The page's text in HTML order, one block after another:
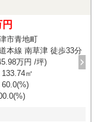
市青地町
本線 南草津 徒歩33分
万円 /坪)
133.74㎡
60.0(%)